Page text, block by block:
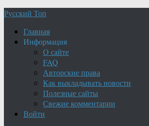
Русский Топ
Главная
Информация
О сайте
FAQ
Авторские права
Как выкладывать новости
Полезные сайты
Свежие комментарии
Войти